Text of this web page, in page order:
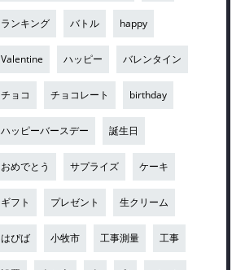
ランキング バトル happy
Valentine ハッピー バレンタイン
チョコ チョコレート birthday
ハッピーバースデー 誕生日
おめでとう サプライズ ケーキ
ギフト プレゼント 生クリーム
はぴば 小牧市 工事測量 工事